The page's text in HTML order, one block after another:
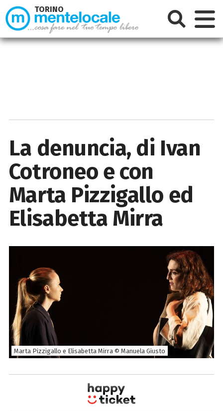
La denuncia, di Ivan
Cotroneo e con
Marta Pizzigallo ed
Elisabetta Mirra
Marta Pizzigallo e Elisabetta Mirra © Manuela Giusto
TORINO